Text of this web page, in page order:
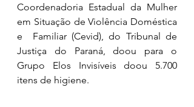
Coordenadoria Estadual da Mulher
em Situação de Violência Doméstica
e  Familiar (Cevid), do Tribunal de
Justiça do Paraná, doou para o
Grupo Elos Invisíveis doou 5.700
itens de higiene.